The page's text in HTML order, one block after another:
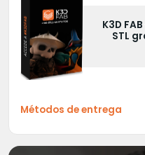
K3D
STL
Métodos de entrega